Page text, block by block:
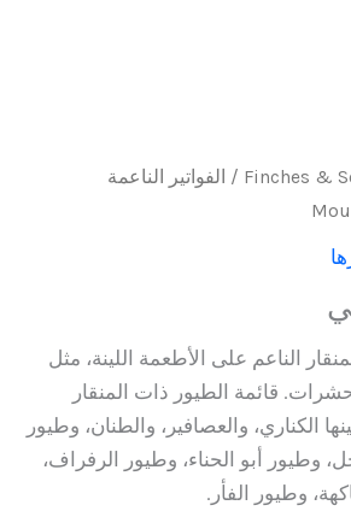
Finches &
/ الفواتير الناعمة
الناعم على الأطعمة اللينة، مثل
قائمة الطيور ذات المنقار
الكناري، والعصافير، والطنان، وطيور
وطيور أبو الحناء، وطيور الرفراف،
وطيور الفأر.